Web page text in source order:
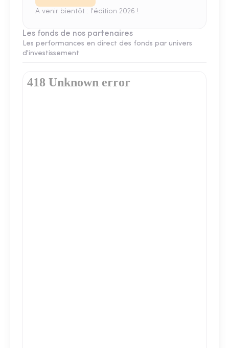
A venir bientôt : l'édition 2026 !
Les fonds de nos partenaires
Les performances en direct des fonds par univers
d'investissement